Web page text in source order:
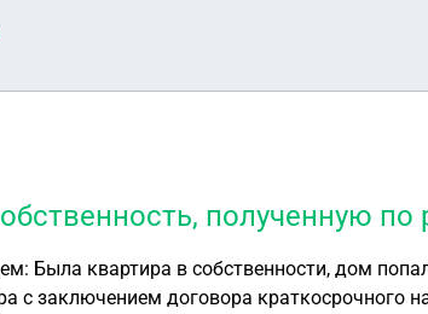
полученную по
Была квартира в собственности, дом
с заключением договора краткосрочного